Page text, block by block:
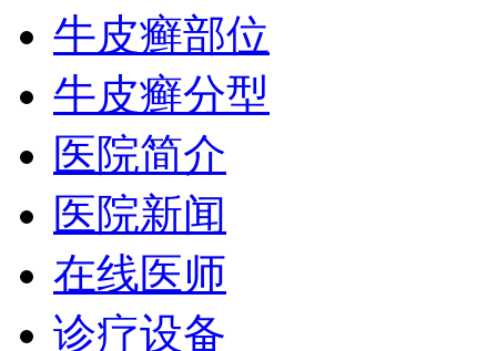
牛皮癣部位
牛皮癣分型
医院简介
医院新闻
在线医师
诊疗设备